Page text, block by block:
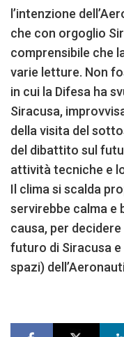
l’intenzione
che con orgoglio
comprensibile che
varie letture. Non
in cui la Difesa ha
Siracusa,
della visita del
del dibattito sul
attività tecniche e
Il clima si scalda
servirebbe calma e
causa, per
futuro di Siracusa e
spazi)